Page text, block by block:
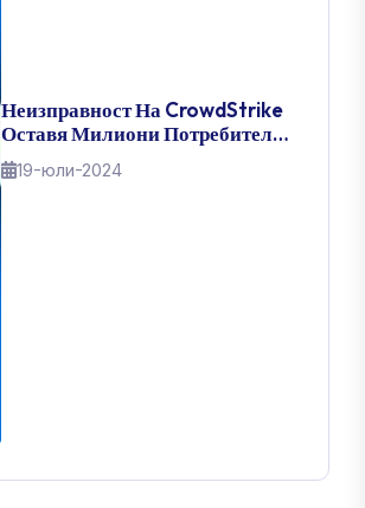
Неизправност На CrowdStrike
Оставя Милиони Потребители
На Windows Блокирани С Blue
Screen Of Death: Ето Как Да
19-юли-2024